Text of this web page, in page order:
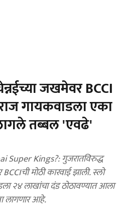
जखमेवर BCCI
गायकवाडला एका
तब्बल 'एवढे'
Super Kings?: गुजरातविरुद्ध
मोठी कारवाई झाली. स्लो
२४ लाखांचा दंड ठोठावण्यात आला
लागणार आहे.